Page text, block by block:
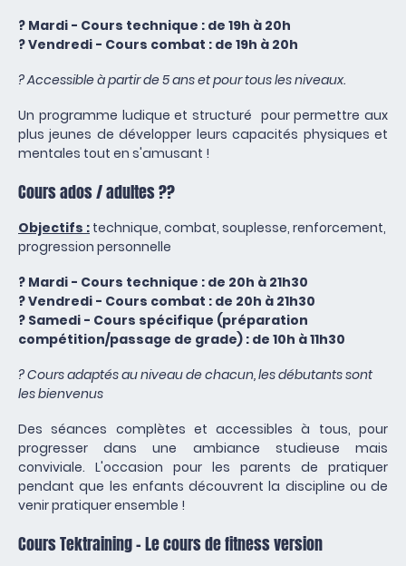
? Mardi - Cours technique : de 19h à 20h
? Vendredi - Cours combat : de 19h à 20h
? Accessible à partir de 5 ans et pour tous les niveaux.
Un programme ludique et structuré pour permettre aux
plus jeunes de développer leurs capacités physiques et
mentales tout en s'amusant !
Cours ados / adultes ??
Objectifs : technique, combat, souplesse, renforcement,
progression personnelle
? Mardi - Cours technique : de 20h à 21h30
? Vendredi - Cours combat : de 20h à 21h30
? Samedi - Cours spécifique (préparation
compétition/passage de grade) : de 10h à 11h30
? Cours adaptés au niveau de chacun, les débutants sont
les bienvenus
Des séances complètes et accessibles à tous, pour
progresser dans une ambiance studieuse mais
conviviale. L'occasion pour les parents de pratiquer
pendant que les enfants découvrent la discipline ou de
venir pratiquer ensemble !
Cours Tektraining - Le cours de fitness version